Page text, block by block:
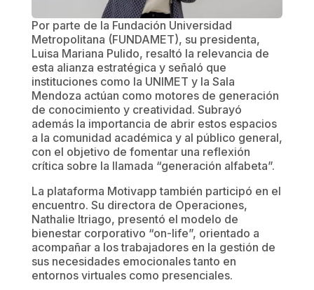
Por parte de la Fundación Universidad
Metropolitana (FUNDAMET), su presidenta,
Luisa Mariana Pulido, resaltó la relevancia de
esta alianza estratégica y señaló que
instituciones como la UNIMET y la Sala
Mendoza actúan como motores de generación
de conocimiento y creatividad. Subrayó
además la importancia de abrir estos espacios
a la comunidad académica y al público general,
con el objetivo de fomentar una reflexión
crítica sobre la llamada “generación alfabeta”.
La plataforma Motivapp también participó en el
encuentro. Su directora de Operaciones,
Nathalie Itriago, presentó el modelo de
bienestar corporativo “on-life”, orientado a
acompañar a los trabajadores en la gestión de
sus necesidades emocionales tanto en
entornos virtuales como presenciales.